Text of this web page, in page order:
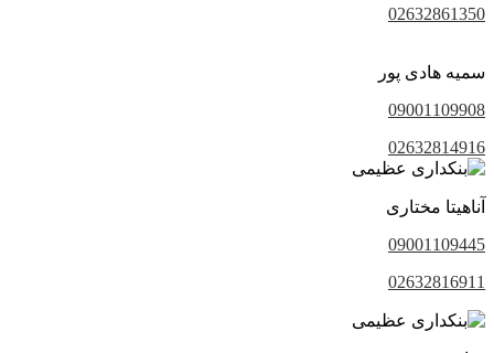
02632861350
سمیه هادی پور
09001109908
02632814916
آناهیتا مختاری
09001109445
02632816911